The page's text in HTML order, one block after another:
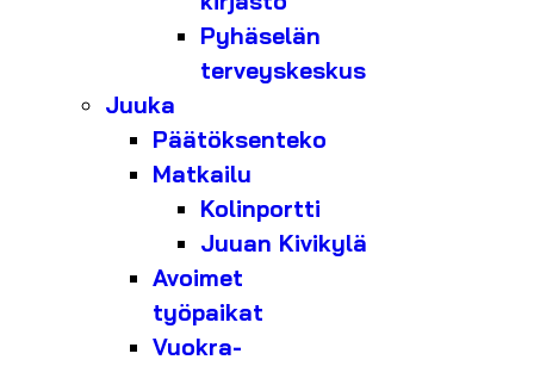
Pyhäselän
terveyskeskus
Juuka
Päätöksenteko
Matkailu
Kolinportti
Juuan Kivikylä
Avoimet
työpaikat
Vuokra-